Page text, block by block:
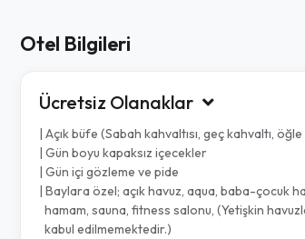
Otel Bilgileri
Ücretsiz Olanaklar
| Açık büfe (Sabah kahvaltısı, geç kahvaltı,
| Gün boyu kapaksız içecekler
| Gün içi gözleme ve pide
| Baylara özel; açık havuz, aqua, baba-çocuk
hamam, sauna, fitness salonu, (Yetişkin
kabul edilmemektedir.)